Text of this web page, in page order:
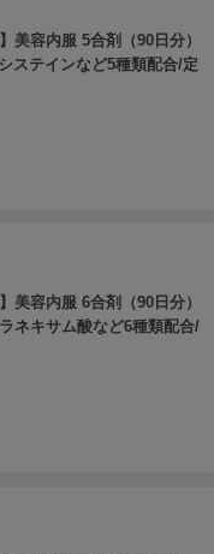
美容内服 5合剤（90日分）
ステインなど5種類配合/定
美容内服 6合剤（90日分）
ネキサム酸など6種類配合/